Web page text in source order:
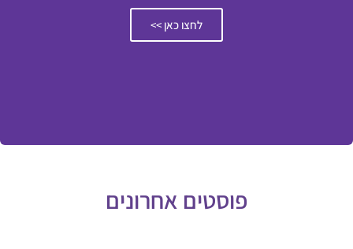
לחצו כאן >>
פוסטים אחרונים